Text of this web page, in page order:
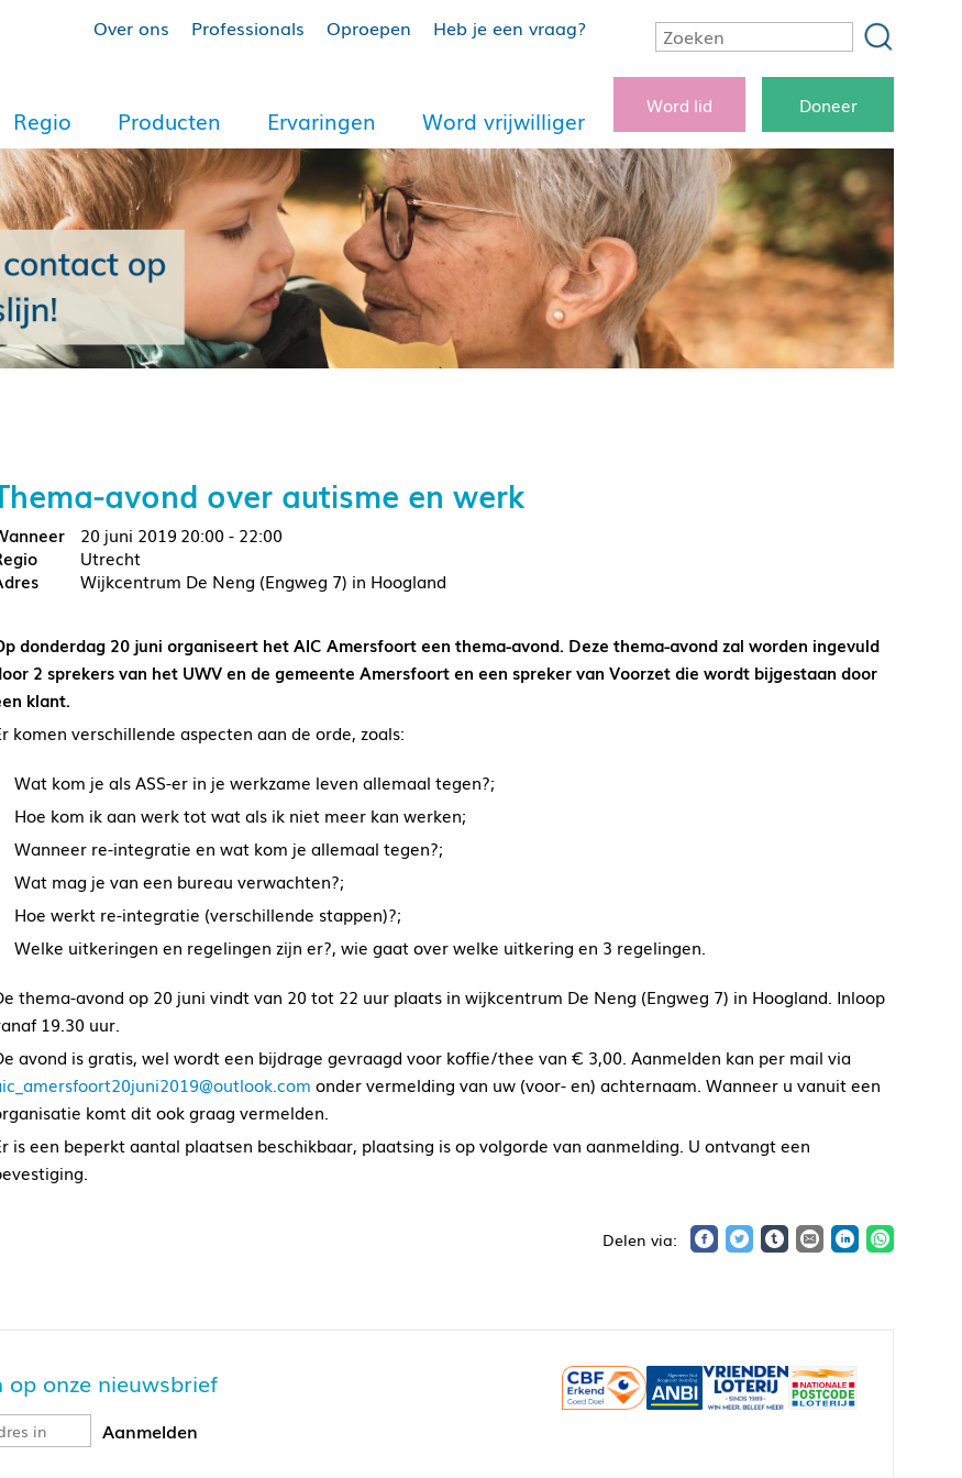
Over ons Professionals Oproepen Heb je een vraag?
Regio Producten Ervaringen Word vrijwilliger
Word lid Doneer
avond over autisme en werk
20 juni 2019 20:00 - 22:00
Utrecht
Wijkcentrum De Neng (Engweg 7) in Hoogland
donderdag 20 juni organiseert het AIC Amersfoort een thema-avond. Deze thema-avond zal worden ingevuld
2 sprekers van het UWV en de gemeente Amersfoort en een spreker van Voorzet die wordt bijgestaan door
klant.
komen verschillende aspecten aan de orde, zoals:
Wat kom je als ASS-er in je werkzame leven allemaal tegen?;
Hoe kom ik aan werk tot wat als ik niet meer kan werken;
Wanneer re-integratie en wat kom je allemaal tegen?;
Wat mag je van een bureau verwachten?;
Hoe werkt re-integratie (verschillende stappen)?;
Welke uitkeringen en regelingen zijn er?, wie gaat over welke uitkering en 3 regelingen.
thema-avond op 20 juni vindt van 20 tot 22 uur plaats in wijkcentrum De Neng (Engweg 7) in Hoogland. Inloop
19.30 uur.
avond is gratis, wel wordt een bijdrage gevraagd voor koffie/thee van € 3,00. Aanmelden kan per mail via
onder vermelding van uw (voor- en) achternaam. Wanneer u vanuit een
komt dit ook graag vermelden.
is een beperkt aantal plaatsen beschikbaar, plaatsing is op volgorde van aanmelding. U ontvangt een
op onze nieuwsbrief